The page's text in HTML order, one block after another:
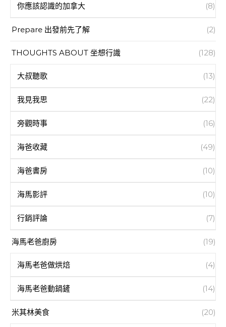
你應該認識的加拿大 (8)
Prepare 出發前先了解 (2)
THOUGHTS ABOUT 坐想行識 (128)
大叔聽歌 (13)
我見我思 (22)
旁觀時事 (16)
海爸收藏 (49)
海爸書房 (10)
海馬影評 (10)
行銷評論 (7)
海馬老爸廚房 (19)
海馬老爸做烘焙 (4)
海馬老爸動鍋鏟 (14)
米其林美食 (20)